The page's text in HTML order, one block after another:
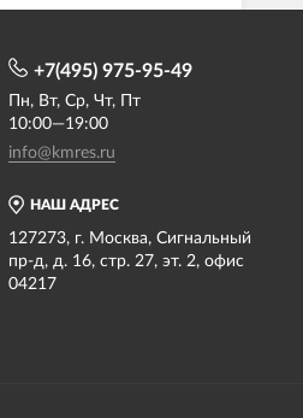
НАШ АДРЕС
127273, г. Москва, Сигнальный
пр-д, д. 16, стр. 27, эт. 2, офис
04217
+7(495) 975-95-49
Пн, Вт, Ср, Чт, Пт
10:00—19:00
info@kmres.ru